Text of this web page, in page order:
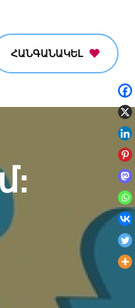
ՀԱՆԳԱՆԱԿԵԼ